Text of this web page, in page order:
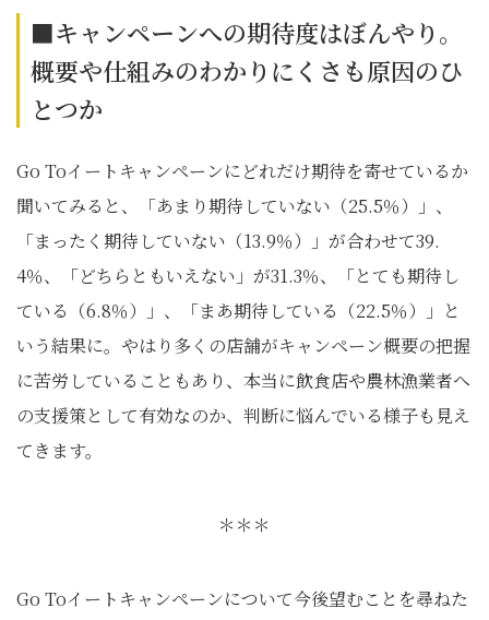
■キャンペーンへの期待度はぼんやり。
概要や仕組みのわかりにくさも原因のひ
とつか
Go Toイートキャンペーンにどれだけ期待を寄せているか
聞いてみると、「あまり期待していない（25.5％）」、
「まったく期待していない（13.9％）」が合わせて39.
4％、「どちらともいえない」が31.3％、「とても期待し
ている（6.8％）」、「まあ期待している（22.5％）」と
いう結果に。やはり多くの店舗がキャンペーン概要の把握
に苦労していることもあり、本当に飲食店や農林漁業者へ
の支援策として有効なのか、判断に悩んでいる様子も見え
てきます。
＊＊＊
Go Toイートキャンペーンについて今後望むことを尋ねた